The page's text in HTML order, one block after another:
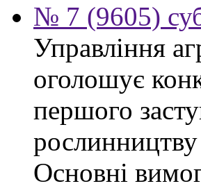
№ 7 (9605)
Управління
оголошує
першого
рослинництву
Основні